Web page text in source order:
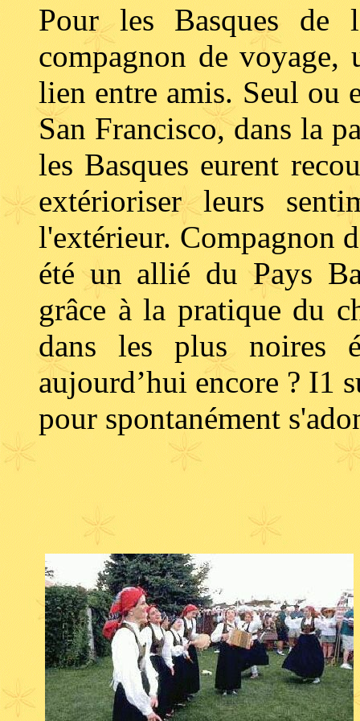
Pour les Basques
compagnon de voyage,
lien entre amis. Seul ou
San Francisco, dans la
les Basques eurent
extérioriser leurs
l'extérieur. Compagnon
été un allié du Pays
grâce à la pratique du
dans les plus noires
aujourd’hui encore ? I1
pour spontanément